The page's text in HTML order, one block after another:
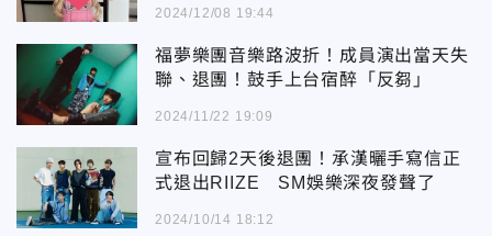
2024/12/08 19:44
福夢樂團音樂路波折！成員演出當天失
聯、退團！鼓手上台宿醉「反芻」
2024/11/22 19:09
宣布回歸2天後退團！承漢曬手寫信正
式退出RIIZE SM娛樂深夜發聲了
2024/10/14 18:12